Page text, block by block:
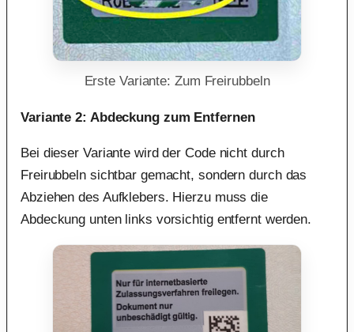
Erste Variante: Zum Freirubbeln
Variante 2: Abdeckung zum Entfernen
Bei dieser Variante wird der Code nicht durch
Freirubbeln sichtbar gemacht, sondern durch das
Abziehen des Aufklebers. Hierzu muss die
Abdeckung unten links vorsichtig entfernt werden.